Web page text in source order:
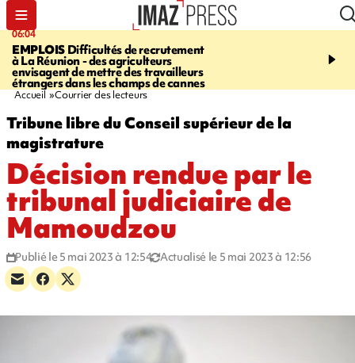
06:04
EMPLOIS Difficultés de recrutement
à La Réunion - des agriculteurs
envisagent de mettre des travailleurs
étrangers dans les champs de cannes
09:10
en panne sur la RN2,
Accueil Courrier des lecteurs
Tribune libre du Conseil supérieur de la
magistrature
Décision rendue par le
tribunal judiciaire de
Mamoudzou
Publié le 5 mai 2023 à 12:54 Actualisé le 5 mai 2023 à 12:56